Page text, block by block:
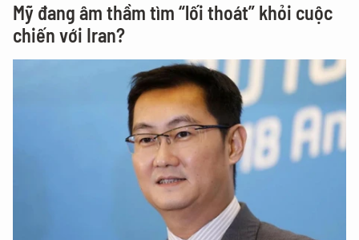
Mỹ đang âm thầm tìm “lối thoát” khỏi cuộc
chiến với Iran?